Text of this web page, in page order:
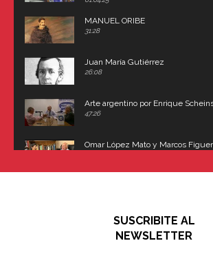
MANUEL ORIBE
31:28
Juan María Gutiérrez
26:08
Arte argentino por Enrique
47:26
Omar López Mato y Marcos
"En política, la estupidez no es
SUSCRIBITE AL
NEWSLETTER